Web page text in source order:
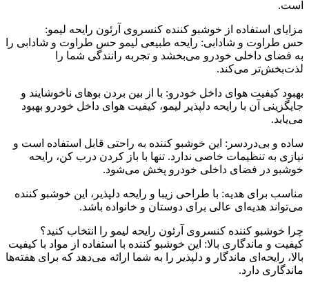
است.
مزایای استفاده از خوشبو کننده کنسروی آرئون رایحه لیمو:
حس طراوت و شادابی: رایحه طبیعی لیمو حس طراوت و شادابی را
به فضای داخلی خودرو می‌بخشد و تجربه رانندگی شما را
لذت‌بخش‌تر می‌کند.
بهبود کیفیت هوای داخل خودرو: با از بین بردن بوهای ناخوشایند و
جایگزینی آن با رایحه دلپذیر لیمو، کیفیت هوای داخل خودرو بهبود
می‌یابد.
ساده و بی‌دردسر: این خوشبو کننده به راحتی قابل استفاده است و
نیازی به تنظیمات خاصی ندارد. تنها با باز کردن درب کن، رایحه
خوشبو در فضای داخلی خودرو پخش می‌شود.
مناسب برای هدیه: با طراحی زیبا و رایحه دلپذیر، این خوشبو کننده
می‌تواند هدیه‌ای عالی برای دوستان و خانواده باشد.
چرا خوشبو کننده کنسروی آرئون رایحه لیمو را انتخاب کنید؟
کیفیت و ماندگاری بالا: این خوشبو کننده با استفاده از مواد با کیفیت
بالا، رایحه‌ای ماندگار و دلپذیر را به شما ارائه می‌دهد که برای هفته‌ها
ماندگاری دارد.